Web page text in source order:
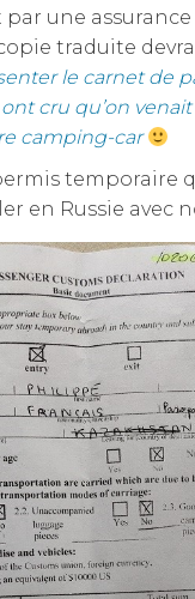
une assurance
traduite
le carnet de
cru qu’on
camping-car
temporaire
en Russie avec